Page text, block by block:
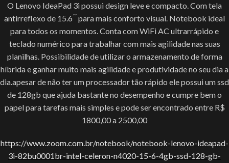
O Lenovo IdeaPad 3i possui design leve e compacto. Com tela
antirreflexo de 15.6 ́ ́ para mais conforto visual. Notebook ideal
para todos os momentos. Conta com WiFi AC ultrarrápido e
teclado numérico para trabalhar com mais agilidade nas suas
planilhas. Possibilidade de utilizar o armazenamento de forma
híbrida e ganhar muito mais agilidade e produtividade no seu dia a
dia.apesar de não ter um processador tão rápido ele possui um ssd
de 128gb que ajuda bastante no desempenho e cumpre bem o
papel para tarefas mais simples e pode ser encontrado entre R$
1800,00 a 2500,00
https://www.zoom.com.br/notebook/notebook-lenovo-ideapad-
3i-82bu0001br-intel-celeron-n4020-15-6-4gb-ssd-128-gb-